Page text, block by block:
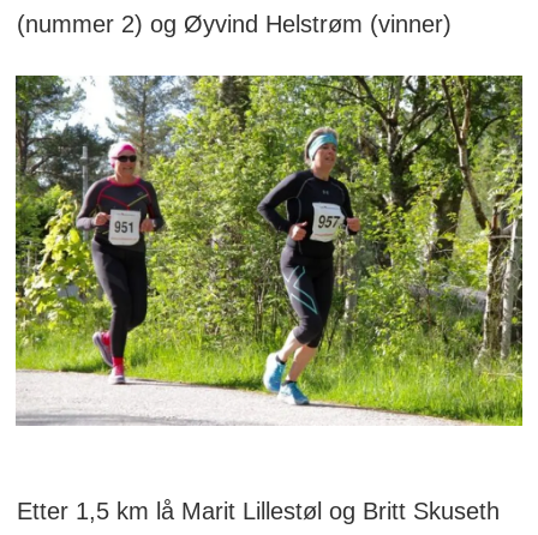
(nummer 2) og Øyvind Helstrøm (vinner)
Etter 1,5 km lå Marit Lillestøl og Britt Skuseth